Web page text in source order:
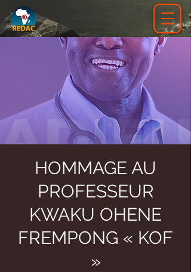
HOMMAGE AU
PROFESSEUR
KWAKU OHENE
FREMPONG « KOF
»